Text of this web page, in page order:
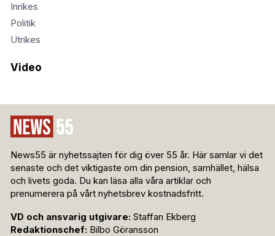
Inrikes
Politik
Utrikes
Video
News55 är nyhetssajten för dig över 55 år. Här samlar vi det
senaste och det viktigaste om din pension, samhället, hälsa
och livets goda. Du kan läsa alla våra artiklar och
prenumerera på vårt nyhetsbrev kostnadsfritt.
VD och ansvarig utgivare: Staffan Ekberg
Redaktionschef: Bilbo Göransson